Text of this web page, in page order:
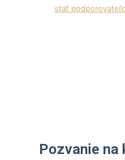
stať
Pozvanie na